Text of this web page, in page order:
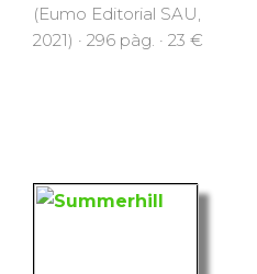
(Eumo Editorial SAU,
2021) · 296 pàg. · 23 €